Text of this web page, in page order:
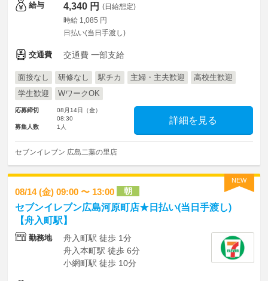
給与 4,340 円 (日給想定)
時給 1,085 円
日払い(当日手渡し)
交通費 交通費 一部支給
面接なし 研修なし 駅チカ 主婦・主夫歓迎
高校生歓迎
学生歓迎
WワークOK
応募締切
08月14日（金）
08:30
募集人数
1人
詳細を見る
セブンイレブン 広島二葉の里店
NEW
08/14 (金) 09:00 〜 13:00 朝
セブンイレブン広島河原町店★日払い(当日手渡し)
【舟入町駅】
勤務地
舟入町駅 徒歩 1分
舟入本町駅 徒歩 6分
小網町駅 徒歩 10分